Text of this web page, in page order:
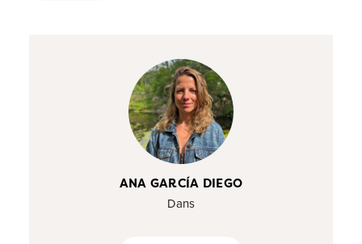
ANA GARCÍA DIEGO
Dans